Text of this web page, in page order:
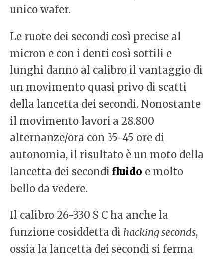
unico wafer.
Le ruote dei secondi così precise al
micron e con i denti così sottili e
lunghi danno al calibro il vantaggio di
un movimento quasi privo di scatti
della lancetta dei secondi. Nonostante
il movimento lavori a 28.800
alternanze/ora con 35-45 ore di
autonomia, il risultato è un moto della
lancetta dei secondi fluido e molto
bello da vedere.
Il calibro 26-330 S C ha anche la
funzione cosiddetta di hacking seconds,
ossia la lancetta dei secondi si ferma